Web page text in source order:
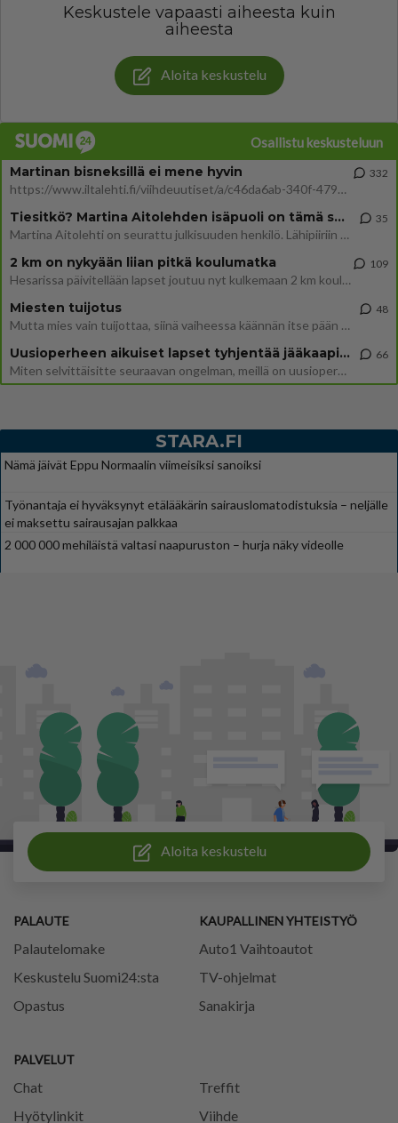
Keskustele vapaasti aiheesta kuin
aiheesta
Aloita keskustelu
Osallistu keskusteluun
Martinan bisneksillä ei mene hyvin
https://www.iltalehti.fi/viihdeuutiset/a/c46da6ab-340f-4790-aaa7-0865eed2336 Yrityksen konkurssihakemus on tullut kärä
332
Tiesitkö? Martina Aitolehden isäpuoli on tämä suosittu laulaja
Martina Aitolehti on seurattu julkisuuden henkilö. Lähipiiriin mahtuu muitakin tunnettuja henkilöitä. Tiesitkö, että Ma
35
2 km on nykyään liian pitkä koulumatka
Hesarissa päivitellään lapset joutuu nyt kulkemaan 2 km kouluun jösses. Ruostefillarilla tuo matka menee vaikka miten äk
109
Miesten tuijotus
Mutta mies vain tuijottaa, siinä vaiheessa käännän itse pään pois. Mikä juttu? Yleensä jos joku tuijottaa tai katsoo, hä
48
Uusioperheen aikuiset lapset tyhjentää jääkaapin käydessään
Miten selvittäisitte seuraavan ongelman, meillä on uusioperhe, minulla teini-ikäiset lapset ja puolisolla aikuiset, jotk
66
STARA.FI
Nämä jäivät Eppu Normaalin viimeisiksi sanoiksi
Työnantaja ei hyväksynyt etälääkärin sairauslomatodistuksia – neljälle
ei maksettu sairausajan palkkaa
2 000 000 mehiläistä valtasi naapuruston – hurja näky videolle
Aloita keskustelu
PALAUTE
Palautelomake
Keskustelu Suomi24:sta
Opastus
PALVELUT
Chat
Treffit
Hyötylinkit
Viihde
KAUPALLINEN YHTEISTYÖ
Auto1 Vaihtoautot
TV-ohjelmat
Sanakirja